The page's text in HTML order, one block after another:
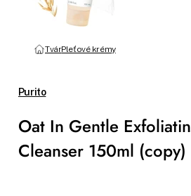
TvárPleťové krémy
Purito
Oat In Gentle
Cleanser 150ml